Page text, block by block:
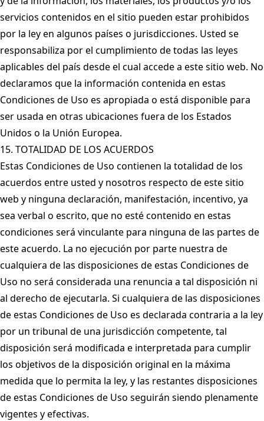
servicios contenidos en el sitio pueden estar prohibidos
por la ley en algunos países o jurisdicciones. Usted se
responsabiliza por el cumplimiento de todas las leyes
aplicables del país desde el cual accede a este sitio web. No
declaramos que la información contenida en estas
Condiciones de Uso es apropiada o está disponible para
ser usada en otras ubicaciones fuera de los Estados
Unidos o la Unión Europea.
15. TOTALIDAD DE LOS ACUERDOS
Estas Condiciones de Uso contienen la totalidad de los
acuerdos entre usted y nosotros respecto de este sitio
web y ninguna declaración, manifestación, incentivo, ya
sea verbal o escrito, que no esté contenido en estas
condiciones será vinculante para ninguna de las partes de
este acuerdo. La no ejecución por parte nuestra de
cualquiera de las disposiciones de estas Condiciones de
Uso no será considerada una renuncia a tal disposición ni
al derecho de ejecutarla. Si cualquiera de las disposiciones
de estas Condiciones de Uso es declarada contraria a la ley
por un tribunal de una jurisdicción competente, tal
disposición será modificada e interpretada para cumplir
los objetivos de la disposición original en la máxima
medida que lo permita la ley, y las restantes disposiciones
de estas Condiciones de Uso seguirán siendo plenamente
vigentes y efectivas.